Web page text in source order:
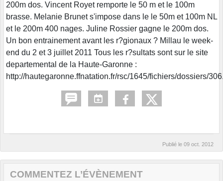
200m dos. Vincent Royet remporte le 50 m et le 100m
brasse. Melanie Brunet s'impose dans le le 50m et 100m NL
et le 200m 400 nages. Juline Rossier gagne le 200m dos.
Un bon entrainement avant les r?gionaux ? Millau le week-
end du 2 et 3 juillet 2011 Tous les r?sultats sont sur le site
departemental de la Haute-Garonne :
http://hautegaronne.ffnatation.fr/rsc/1645/fichiers/dossiers/
Publié le 09 oct. 2012
COMMENTEZ L’ÉVÈNEMENT